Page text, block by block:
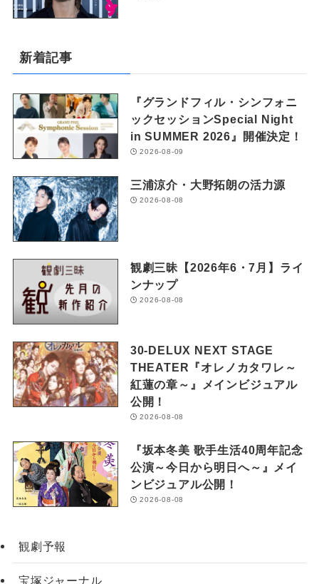
新着記事
『グランドフィル・シンフォニ
ックセッションSpecial Night
in SUMMER 2026』開催決定！
2026-08-09
三浦涼介・大野拓朗の活力源
2026-08-08
観劇三昧【2026年6・7月】ライ
ンナップ
2026-08-08
30-DELUX NEXT STAGE
THEATER『オレノカタワレ～
紅蓮の章～』メインビジュアル
公開！
2026-08-08
『坂本冬美 歌手生活40周年記念
公演～今日から明日へ～』メイ
ンビジュアル公開！
2026-08-08
観劇予報
宝塚ジャーナル